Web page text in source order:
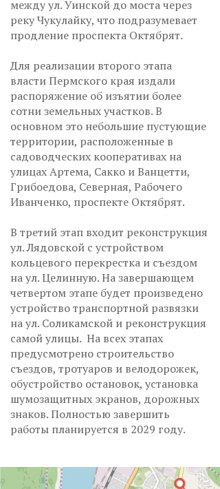
между ул. Уинской до моста через
реку Чукулайку, что подразумевает
продление проспекта Октябрят.
Для реализации второго этапа
власти Пермского края издали
распоряжение об изъятии более
сотни земельных участков. В
основном это небольшие пустующие
территории, расположенные в
садоводческих кооперативах на
улицах Артема, Сакко и Ванцетти,
Грибоедова, Северная, Рабочего
Иванченко, проспекте Октябрят.
В третий этап входит реконструкция
ул. Лядовской с устройством
кольцевого перекрестка и съездом
на ул. Целинную. На завершающем
четвертом этапе будет произведено
устройство транспортной развязки
на ул. Соликамской и реконструкция
самой улицы. На всех этапах
предусмотрено строительство
съездов, тротуаров и велодорожек,
обустройство остановок, установка
шумозащитных экранов, дорожных
знаков. Полностью завершить
работы планируется в 2029 году.